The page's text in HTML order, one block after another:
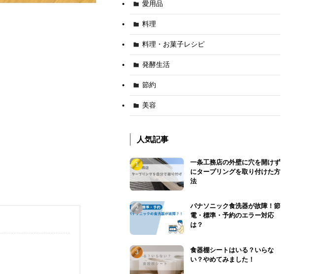
愛用品
料理
料理・お菓子レシピ
発酵生活
節約
美容
人気記事
一条工務店の外壁に穴を開けず
にタープリングを取り付けた方
法
パナソニック食洗器が故障！節
電・標準・予約のエラー対応
は？
食器棚シートはいる？いらな
い？やめてみました！